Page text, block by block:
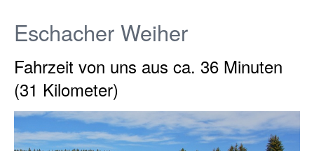
Eschacher Weiher
Fahrzeit von uns aus ca. 36 Minuten
(31 Kilometer)